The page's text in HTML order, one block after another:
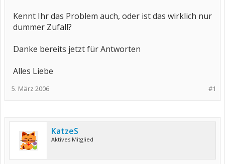
Kennt Ihr das Problem auch, oder ist das wirklich nur
dummer Zufall?
Danke bereits jetzt für Antworten
Alles Liebe
#1
5. März 2006
KatzeS
Aktives Mitglied